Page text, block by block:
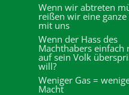
Wenn wir abtreten
reißen wir eine ganze
mit uns
Wenn der Hass des
Machthabers einfach
auf sein Volk
will?
Weniger Gas =
Macht